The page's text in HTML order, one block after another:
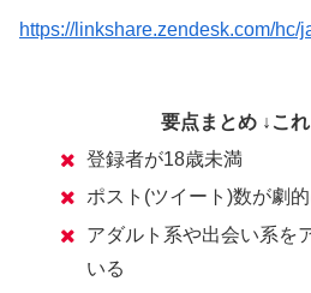
https://linkshare.zendesk.com/hc/
要点まとめ ↓こ
登録者が18歳未満
ポスト(ツイート)数が劇
アダルト系や出会い系を
いる